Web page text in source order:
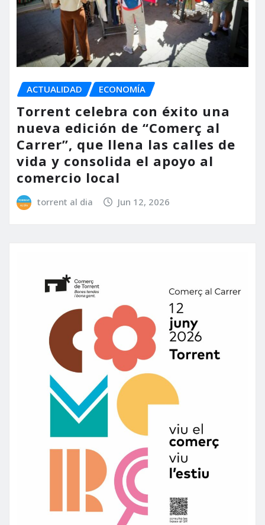
ACTUALIDAD ECONOMÍA
Torrent celebra con éxito una
nueva edición de “Comerç al
Carrer”, que llena las calles de
vida y consolida el apoyo al
comercio local
torrent al dia Jun 12, 2026